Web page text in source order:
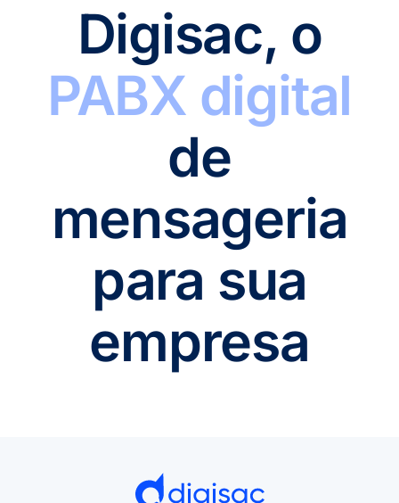
Digisac, o
PABX digital
de
mensageria
para sua
empresa